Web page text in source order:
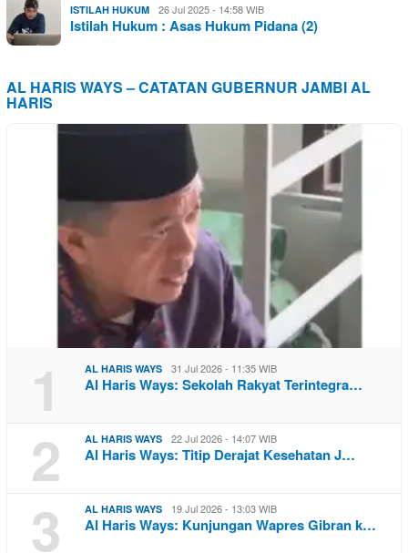
ISTILAH HUKUM 26 Jul 2025 - 14:58 WIB
Istilah Hukum : Asas Hukum Pidana (2)
AL HARIS WAYS – CATATAN GUBERNUR JAMBI AL
HARIS
1 AL HARIS WAYS 31 Jul 2026 - 11:35 WIB
Al Haris Ways: Sekolah Rakyat Terintegra…
2 AL HARIS WAYS 22 Jul 2026 - 14:07 WIB
Al Haris Ways: Titip Derajat Kesehatan J…
3 AL HARIS WAYS 19 Jul 2026 - 13:03 WIB
Al Haris Ways: Kunjungan Wapres Gibran k…